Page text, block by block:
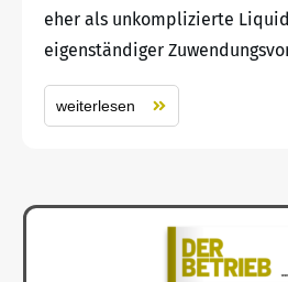
eher als unkomplizierte
eigenständiger
weiterlesen